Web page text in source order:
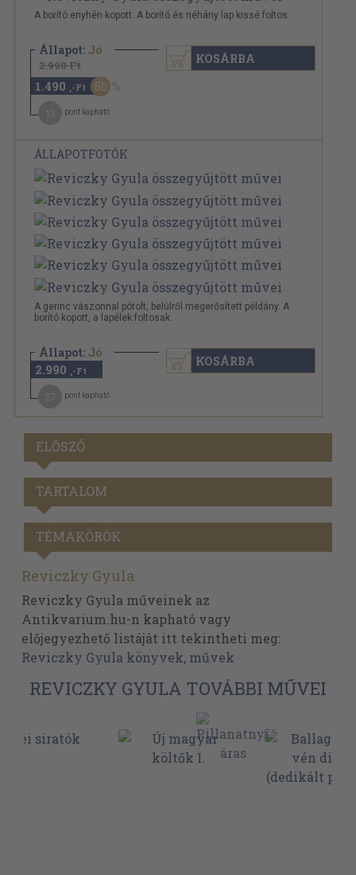
A borító enyhén kopott. A borító és néhány lap kissé foltos.
Állapot: Jó
2.990 Ft
1.490 ,-Ft 50
pont kapható
KOSÁRBA
ÁLLAPOTFOTÓK
A gerinc vászonnal pótolt, belülről megerősített példány. A
borító kopott, a lapélek foltosak.
Állapot: Jó
2.990 ,-Ft
pont kapható
KOSÁRBA
ELŐSZÓ
TARTALOM
TÉMAKÖRÖK
Reviczky Gyula
Reviczky Gyula műveinek az
Antikvarium.hu-n kapható vagy
előjegyezhető listáját itt tekintheti meg:
Reviczky Gyula könyvek, művek
REVICZKY GYULA TOVÁBBI MŰVEI